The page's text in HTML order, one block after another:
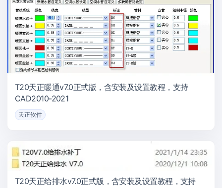
T20天正暖通v7.0正式版，含安装及设置教程，支持
CAD2010-2021
天正软件
T20天正给排水v7.0正式版，含安装及设置教程，支持